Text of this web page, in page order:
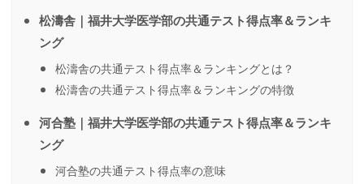
松濤舎｜福井大学医学部の共通テスト得点率＆ランキ
ング
松濤舎の共通テスト得点率＆ランキングとは？
松濤舎の共通テスト得点率＆ランキングの特徴
河合塾｜福井大学医学部の共通テスト得点率＆ランキ
ング
河合塾の共通テスト得点率の意味